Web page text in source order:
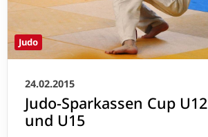
Judo
24.02.2015
Judo-Sparkassen Cup U12
und U15